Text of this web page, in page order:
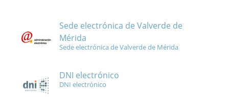
Sede electrónica de Valverde de
Mérida
Sede electrónica de Valverde de Mérida
DNI electrónico
DNI electrónico